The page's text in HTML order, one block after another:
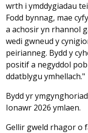
wrth i ymddygiadau
Fodd bynnag, mae
a achosir yn rhannol
wedi gwneud y
peirianneg. Bydd y
positif a negyddol
ddatblygu ymhellach."
Bydd yr
Ionawr 2026 ymlaen.
Gellir gweld rhagor o